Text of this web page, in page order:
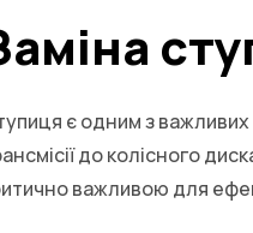
є одним з важливих
до колісного
важливою для